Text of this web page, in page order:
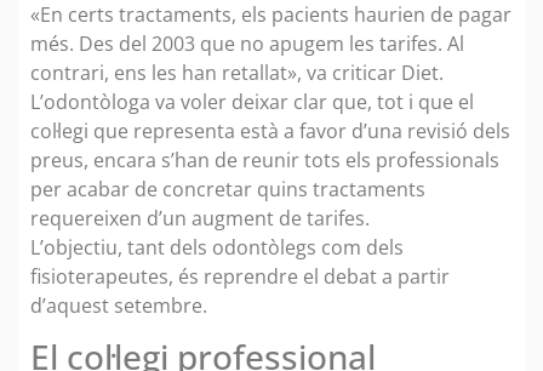
«En certs tractaments, els pacients haurien de pagar
més. Des del 2003 que no apugem les tarifes. Al
contrari, ens les han retallat», va criticar Diet.
L’odontòloga va voler deixar clar que, tot i que el
col·legi que representa està a favor d’una revisió dels
preus, encara s’han de reunir tots els professionals
per acabar de concretar quins tractaments
requereixen d’un augment de tarifes.
L’objectiu, tant dels odontòlegs com dels
fisioterapeutes, és reprendre el debat a partir
d’aquest setembre.
El col·legi professional